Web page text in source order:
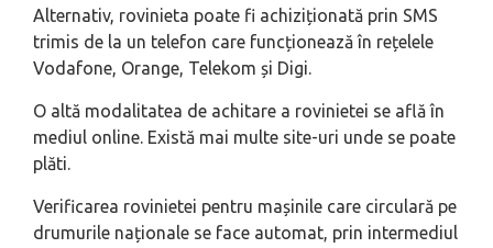
Alternativ, rovinieta poate fi achiziționată prin SMS
trimis de la un telefon care funcționează în rețelele
Vodafone, Orange, Telekom și Digi.
O altă modalitatea de achitare a rovinietei se află în
mediul online. Există mai multe site-uri unde se poate
plăti.
Verificarea rovinietei pentru mașinile care circulară pe
drumurile naționale se face automat, prin intermediul